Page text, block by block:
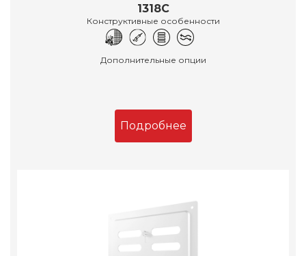
1318С
Конструктивные особенности
Дополнительные опции
Подробнее